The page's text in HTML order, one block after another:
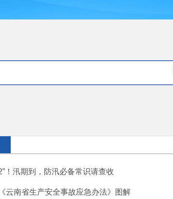
！汛期到，防汛必备常识请查收
云南省生产安全事故应急办法》图解